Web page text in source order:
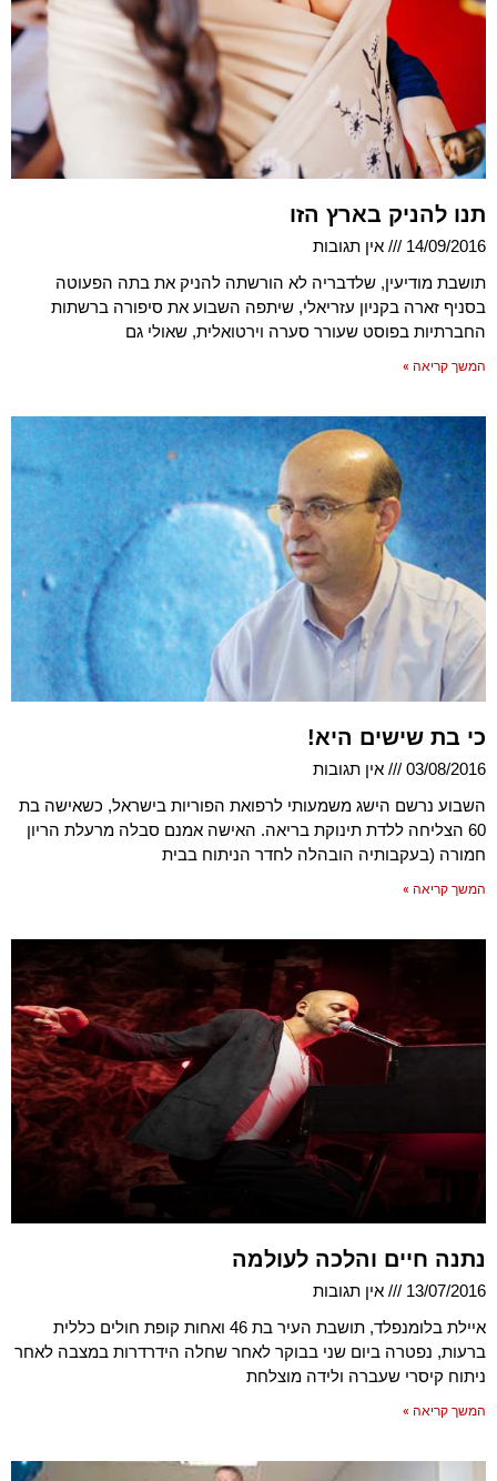
תנו להניק בארץ הזו
14/09/2016
אין תגובות
תושבת מודיעין, שלדבריה לא הורשתה להניק את בתה הפעוטה
בסניף זארה בקניון עזריאלי, שיתפה השבוע את סיפורה ברשתות
החברתיות בפוסט שעורר סערה וירטואלית, שאולי גם
המשך קריאה »
כי בת שישים היא!
03/08/2016
אין תגובות
השבוע נרשם הישג משמעותי לרפואת הפוריות בישראל, כשאישה בת
60 הצליחה ללדת תינוקת בריאה. האישה אמנם סבלה מרעלת הריון
חמורה (בעקבותיה הובהלה לחדר הניתוח בבית
המשך קריאה »
נתנה חיים והלכה לעולמה
13/07/2016
אין תגובות
איילת בלומנפלד, תושבת העיר בת 46 ואחות קופת חולים כללית
ברעות, נפטרה ביום שני בבוקר לאחר שחלה הידרדרות במצבה לאחר
ניתוח קיסרי שעברה ולידה מוצלחת
המשך קריאה »